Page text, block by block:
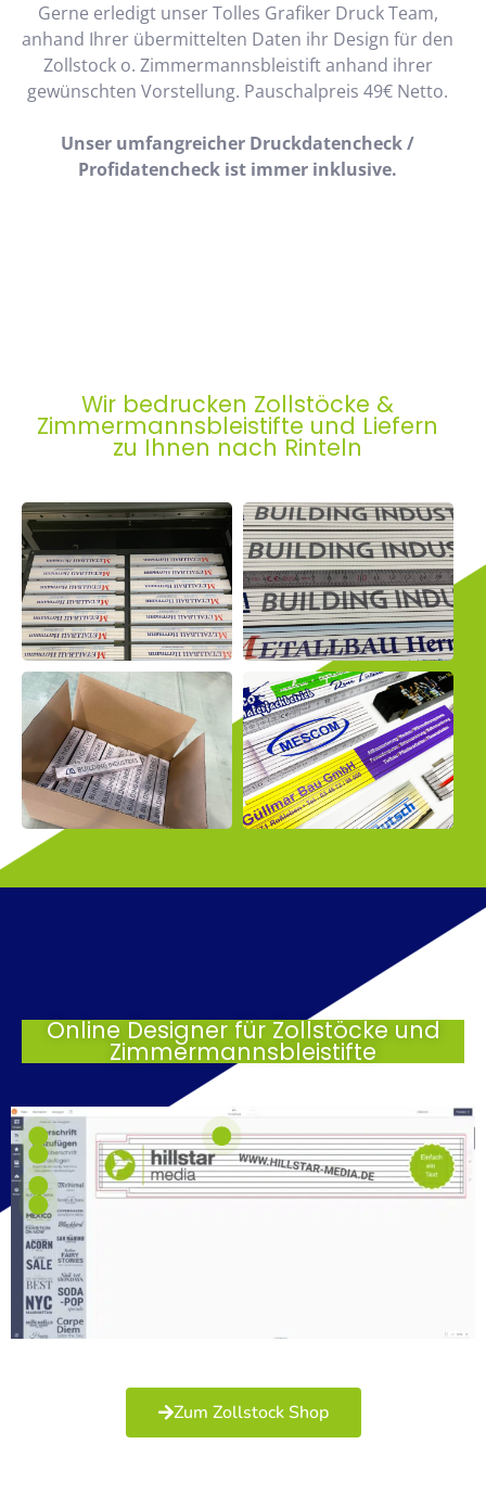
Gerne erledigt unser Tolles Grafiker Druck Team,
anhand Ihrer übermittelten Daten ihr Design für den
Zollstock o. Zimmermannsbleistift anhand ihrer
gewünschten Vorstellung. Pauschalpreis 49€ Netto.
Unser umfangreicher Druckdatencheck /
Profidatencheck ist immer inklusive.
Wir bedrucken Zollstöcke &
Zimmermannsbleistifte und Liefern
zu Ihnen nach Rinteln
Online Designer für Zollstöcke und
Zimmermannsbleistifte
Zum Zollstock Shop